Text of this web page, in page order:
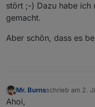
stört ;-) Dazu habe ich
gemacht.
Aber schön, dass es
Offline
Mr. Burnsschrieb am 2.
zuletzt editiert
Ahoi,